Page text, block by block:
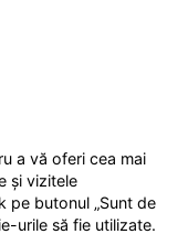
a vă oferi cea mai
și vizitele
pe butonul „Sunt de
urile să fie utilizate.